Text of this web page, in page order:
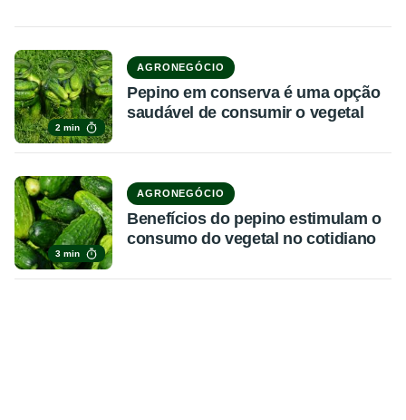
2 min
AGRONEGÓCIO
Pepino em conserva é uma opção
saudável de consumir o vegetal
3 min
AGRONEGÓCIO
Benefícios do pepino estimulam o
consumo do vegetal no cotidiano